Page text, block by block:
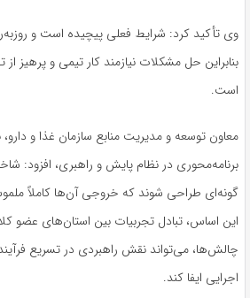
وی تأکید کرد: شرایط فعلی پیچیده است و
بنابراین حل مشکلات نیازمند کار تیمی و پرهیز
است.
معاون توسعه و مدیریت منابع سازمان غذا و دارو،
برنامه‌محوری در نظام پایش و راهبری، افزود:
گونه‌ای طراحی شوند که خروجی آن‌ها کاملاً
این اساس، تبادل تجربیات بین استان‌های عضو
چالش‌ها، می‌تواند نقش راهبردی در تسریع
اجرایی ایفا کند.